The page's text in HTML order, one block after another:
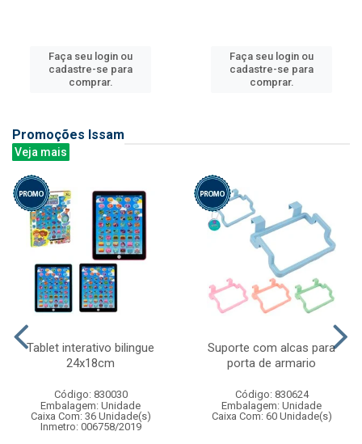
Faça seu login ou
cadastre-se para
comprar.
Faça seu login ou
cadastre-se para
comprar.
Promoções Issam
Veja mais
Tablet interativo bilingue
24x18cm
Código: 830030
Embalagem: Unidade
Caixa Com: 36 Unidade(s)
Inmetro: 006758/2019
Suporte com alcas para
porta de armario
Código: 830624
Embalagem: Unidade
Caixa Com: 60 Unidade(s)